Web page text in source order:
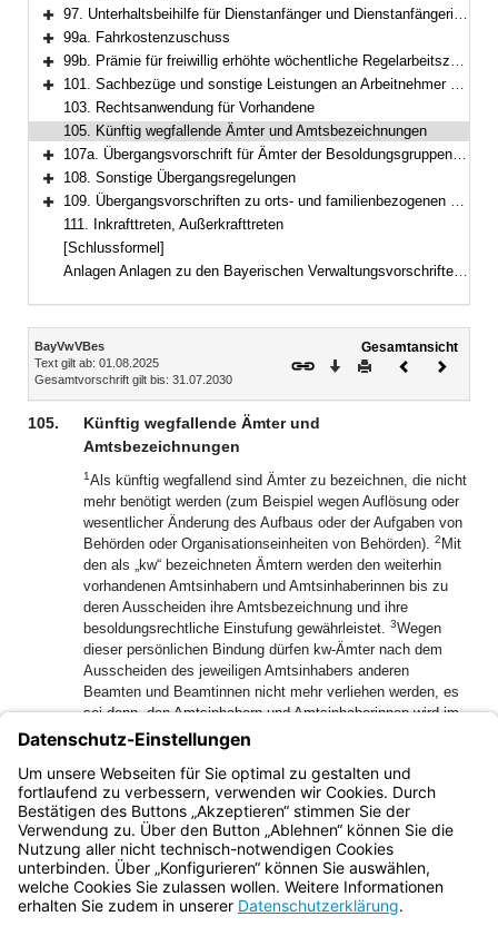
Bereich erweitern
97. Unterhaltsbeihilfe für Dienstanfänger und Dienstanfängerinnen
Bereich erweitern
99a. Fahrkostenzuschuss
Bereich erweitern
99b. Prämie für freiwillig erhöhte wöchentliche Regelarbeitszeit im Feuerwehrdienst
Bereich erweitern
101. Sachbezüge und sonstige Leistungen an Arbeitnehmer und Arbeitnehmerinnen
103. Rechtsanwendung für Vorhandene
105. Künftig wegfallende Ämter und Amtsbezeichnungen
Bereich erweitern
107a. Übergangsvorschrift für Ämter der Besoldungsgruppen W 2 und W 3
Bereich erweitern
108. Sonstige Übergangsregelungen
Bereich erweitern
109. Übergangsvorschriften zu orts- und familienbezogenen Besoldungsbestandteilen
111. Inkrafttreten, Außerkrafttreten
[Schlussformel]
Anlagen Anlagen zu den Bayerischen Verwaltungsvorschriften zum Besoldungsrecht und Nebengebieten (BayVwVBes)Anlagenverzeichnis
Inhalt
BayVwVBes
Text gilt ab: 01.08.2025
Gesamtvorschrift gilt bis: 31.07.2030
Gesamtansicht
Download
DruckenVorheriges
105.
Künftig wegfallende Ämter und
Amtsbezeichnungen
1Als künftig wegfallend sind Ämter zu bezeichnen, die nicht
mehr benötigt werden (zum Beispiel wegen Auflösung oder
wesentlicher Änderung des Aufbaus oder der Aufgaben von
Behörden oder Organisationseinheiten von Behörden). 2 Mit
den als „kw“ bezeichneten Ämtern werden den weiterhin
vorhandenen Amtsinhabern und Amtsinhaberinnen bis zu
deren Ausscheiden ihre Amtsbezeichnung und ihre
besoldungsrechtliche Einstufung gewährleistet. 3Wegen
dieser persönlichen Bindung dürfen kw-Ämter nach dem
Ausscheiden des jeweiligen Amtsinhabers anderen
Beamten und Beamtinnen nicht mehr verliehen werden, es
sei denn, den Amtsinhabern und Amtsinhaberinnen wird im
Weg der Ernennung ein als künftig wegfallend bezeichnetes
Beförderungsamt verliehen.
diesem Sinne ist ein in der kw‑Besoldungsordnung
ausgebrachtes Einzelamt.
Bayern.de
BayernPortal